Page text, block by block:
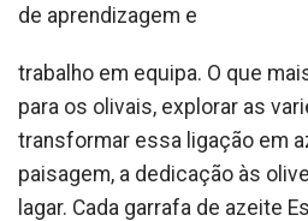
de aprendizagem e
trabalho em equipa. O que
para os olivais, explorar as
transformar essa ligação em
paisagem, a dedicação às
lagar. Cada garrafa de azeite